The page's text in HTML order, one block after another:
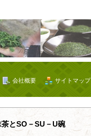
サイトマップ
会社概要
とSO－SU－U碗